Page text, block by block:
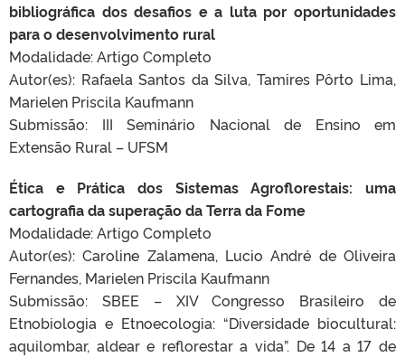
bibliográfica dos desafios e a luta por oportunidades
para o desenvolvimento rural
Modalidade: Artigo Completo
Autor(es): Rafaela Santos da Silva, Tamires Pôrto Lima,
Marielen Priscila Kaufmann
Submissão: III Seminário Nacional de Ensino em
Extensão Rural – UFSM
Ética e Prática dos Sistemas Agroflorestais: uma
cartografia da superação da Terra da Fome
Modalidade: Artigo Completo
Autor(es): Caroline Zalamena, Lucio André de Oliveira
Fernandes, Marielen Priscila Kaufmann
Submissão: SBEE – XIV Congresso Brasileiro de
Etnobiologia e Etnoecologia: “Diversidade biocultural:
aquilombar, aldear e reflorestar a vida”. De 14 a 17 de